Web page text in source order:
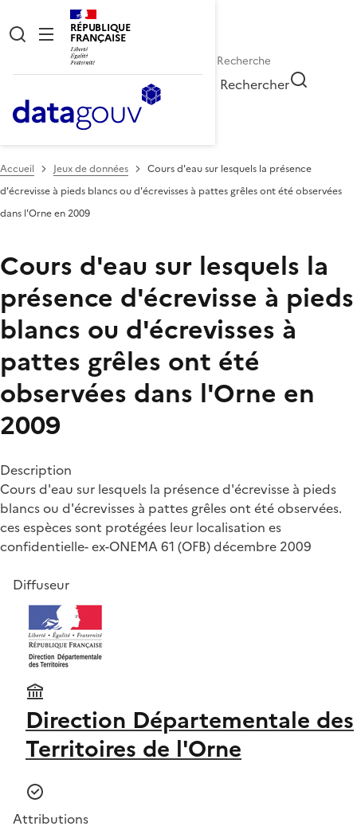
RÉPUBLIQUE
FRANÇAISE
Rechercher
Accueil Jeux de données
Cours d'eau sur lesquels la présence
d'écrevisse à pieds blancs ou d'écrevisses à pattes grêles ont été observées
dans l'Orne en 2009
Cours d'eau sur lesquels la
présence d'écrevisse à pieds
blancs ou d'écrevisses à
pattes grêles ont été
observées dans l'Orne en
2009
Description
Cours d'eau sur lesquels la présence d'écrevisse à pieds
blancs ou d'écrevisses à pattes grêles ont été observées.
ces espèces sont protégées leur localisation es
confidentielle- ex-ONEMA 61 (OFB) décembre 2009
Diffuseur
Direction Départementale des
Territoires de l'Orne
Attributions